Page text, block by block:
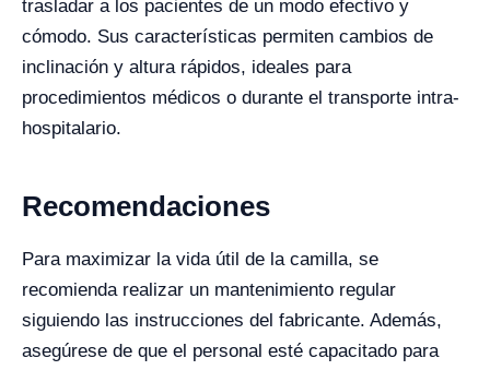
trasladar a los pacientes de un modo efectivo y
cómodo. Sus características permiten cambios de
inclinación y altura rápidos, ideales para
procedimientos médicos o durante el transporte intra-
hospitalario.
Recomendaciones
Para maximizar la vida útil de la camilla, se
recomienda realizar un mantenimiento regular
siguiendo las instrucciones del fabricante. Además,
asegúrese de que el personal esté capacitado para